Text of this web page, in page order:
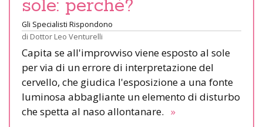
sole: perché?
Gli Specialisti Rispondono
di Dottor Leo Venturelli
Capita se all'improvviso viene esposto al sole
per via di un errore di interpretazione del
cervello, che giudica l'esposizione a una fonte
luminosa abbagliante un elemento di disturbo
che spetta al naso allontanare. »